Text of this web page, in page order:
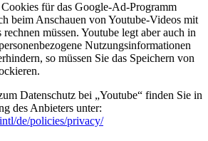
für das Google-Ad-Programm
beim Anschauen von Youtube-Videos mit
müssen. Youtube legt aber auch in
Nutzungsinformationen
so müssen Sie das Speichern von
Datenschutz bei „Youtube“ finden Sie in
des Anbieters unter:
de/policies/privacy/